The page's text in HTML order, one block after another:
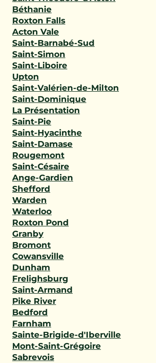
Béthanie
Roxton Falls
Acton Vale
Saint-Barnabé-Sud
Saint-Simon
Saint-Liboire
Upton
Saint-Valérien-de-Milton
Saint-Dominique
La Présentation
Saint-Pie
Saint-Hyacinthe
Saint-Damase
Rougemont
Saint-Césaire
Ange-Gardien
Shefford
Warden
Waterloo
Roxton Pond
Granby
Bromont
Cowansville
Dunham
Frelighsburg
Saint-Armand
Pike River
Bedford
Farnham
Sainte-Brigide-d'Iberville
Mont-Saint-Grégoire
Sabrevois